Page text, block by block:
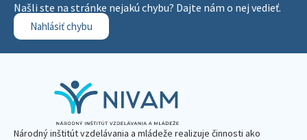
Našli ste na stránke nejakú chybu? Dajte nám o nej vedieť.
Nahlásiť chybu
Národný inštitút vzdelávania a mládeže realizuje činnosti ako